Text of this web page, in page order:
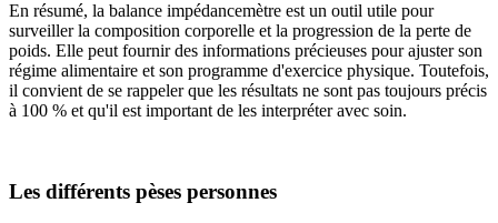
En résumé, la balance impédancemètre est un outil utile pour
surveiller la composition corporelle et la progression de la perte de
poids. Elle peut fournir des informations précieuses pour ajuster son
régime alimentaire et son programme d'exercice physique. Toutefois,
il convient de se rappeler que les résultats ne sont pas toujours précis
à 100 % et qu'il est important de les interpréter avec soin.
Les différents pèses personnes